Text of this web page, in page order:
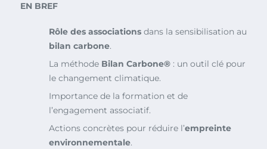
EN BREF
Rôle des associations dans la sensibilisation au
bilan carbone.
La méthode Bilan Carbone® : un outil clé pour
le changement climatique.
Importance de la formation et de
l’engagement associatif.
Actions concrètes pour réduire l’empreinte
environnementale.